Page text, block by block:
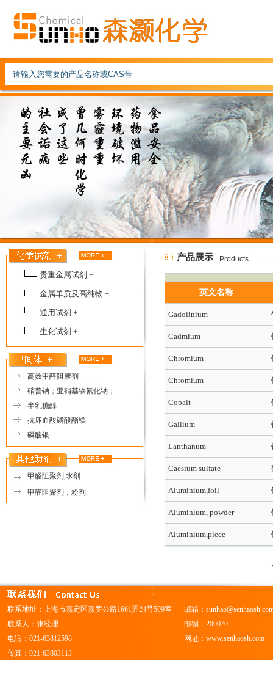
贵重金属试剂 +
金属单质及高纯物 +
通用试剂 +
生化试剂 +
高效甲醛阻聚剂
硝普钠；亚硝基铁氰化钠；
半乳糖醇
抗坏血酸磷酸酯镁
磷酸银
甲醛阻聚剂,水剂
甲醛阻聚剂，粉剂
产品展示 Products
英文名称
Gadolinium
Cadmium
Chromium
Chromium
Cobalt
Gallium
Lanthanum
Caesium sulfate
Aluminium,foil
Aluminium, powder
Aluminium,piece
联系地址：上海市嘉定区嘉罗公路1661弄24号509室
联系人：张经理
电话：021-63812598
传真：021-63803113
邮箱：
邮编：200070
网址： www.senhaosh.com